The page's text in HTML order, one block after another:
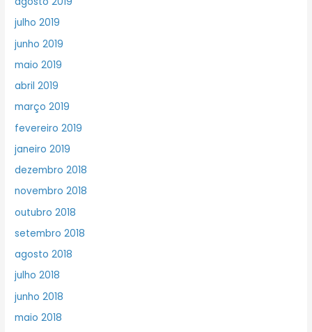
julho 2019
junho 2019
maio 2019
abril 2019
março 2019
fevereiro 2019
janeiro 2019
dezembro 2018
novembro 2018
outubro 2018
setembro 2018
agosto 2018
julho 2018
junho 2018
maio 2018